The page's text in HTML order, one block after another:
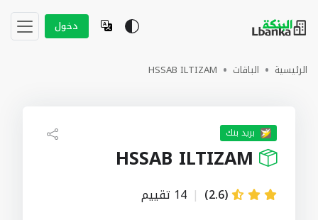
دخول
الرئيسية الباقات HSSAB ILTIZAM
بريد بنك
HSSAB ILTIZAM
(2.6)
| 14 تقييم